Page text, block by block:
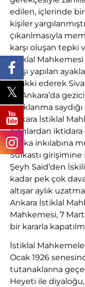
edilen, içlerinde
kişiler
çıkarılmasıyla
karşı oluşan tepki
İstiklal
karşı yapılan
telakki ederek
ve Ankara’da
ayaklanma
Ankara İstiklal
olanlardan
şapka inkılabına
Suikastı
Şeyh Said’den
kadar pek çok
altışar aylık
Ankara İstiklal
Mahkemesi, 7 Mart
bir kararla
İstiklal
Ocak 1926
tutanaklarına
Heyeti ile